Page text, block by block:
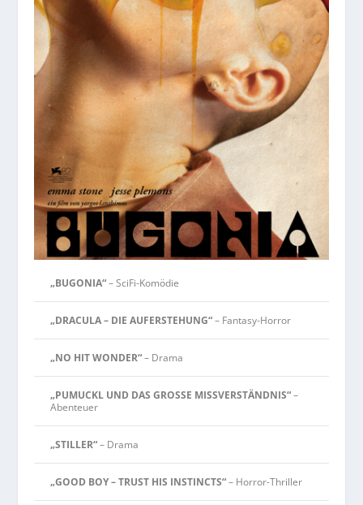
„BUGONIA“– SciFi-Komödie
„DRACULA – DIE AUFERSTEHUNG“– Fantasy-Horror
„NO HIT WONDER“– Drama
„PUMUCKL UND DAS GROSSE MISSVERSTÄNDNIS“–
Abenteuer
„STILLER“– Drama
„GOOD BOY – TRUST HIS INSTINCTS“– Horror-Thriller